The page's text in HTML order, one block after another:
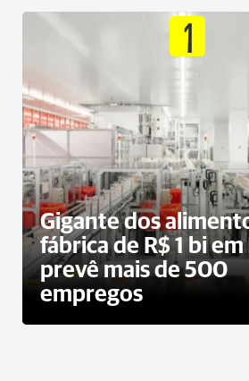
1
Gigante dos
fábrica de R$ 1 bi em
prevê mais de 500
empregos